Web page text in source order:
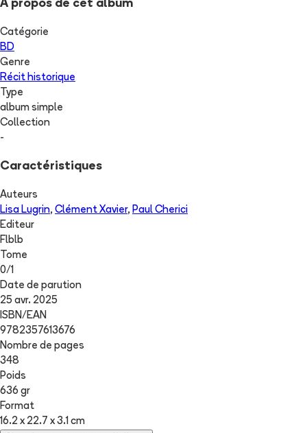
A propos de cet album
Catégorie
BD
Genre
Récit historique
Type
album simple
Collection
-
Caractéristiques
Auteurs
Lisa Lugrin, Clément Xavier, Paul Cherici
Editeur
Flblb
Tome
0/1
Date de parution
25 avr. 2025
ISBN/EAN
9782357613676
Nombre de pages
348
Poids
636 gr
Format
16.2 x 22.7 x 3.1 cm